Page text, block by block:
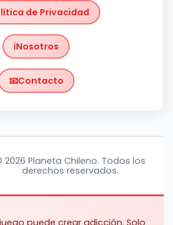
de Privacidad
Nosotros
Contacto
2026 Planeta Chileno. Todos los
derechos reservados.
juego puede crear adicción. Solo